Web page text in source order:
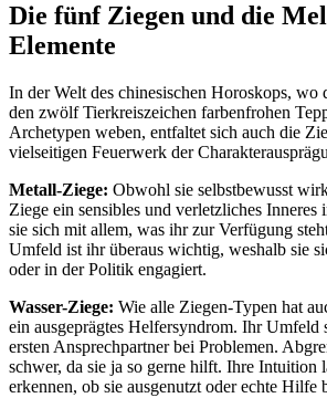
Die fünf Ziegen und die
Elemente
In der Welt des chinesischen Horoskops, wo
den zwölf Tierkreiszeichen farbenfrohen
Archetypen weben, entfaltet sich auch die
vielseitigen Feuerwerk der
Metall-Ziege: Obwohl sie selbstbewusst
Ziege ein sensibles und verletzliches Inneres
sie sich mit allem, was ihr zur Verfügung
Umfeld ist ihr überaus wichtig, weshalb sie
oder in der Politik engagiert.
Wasser-Ziege: Wie alle Ziegen-Typen hat
ein ausgeprägtes Helfersyndrom. Ihr Umfeld
ersten Ansprechpartner bei Problemen.
schwer, da sie ja so gerne hilft. Ihre Intuition
erkennen, ob sie ausgenutzt oder echte Hilfe